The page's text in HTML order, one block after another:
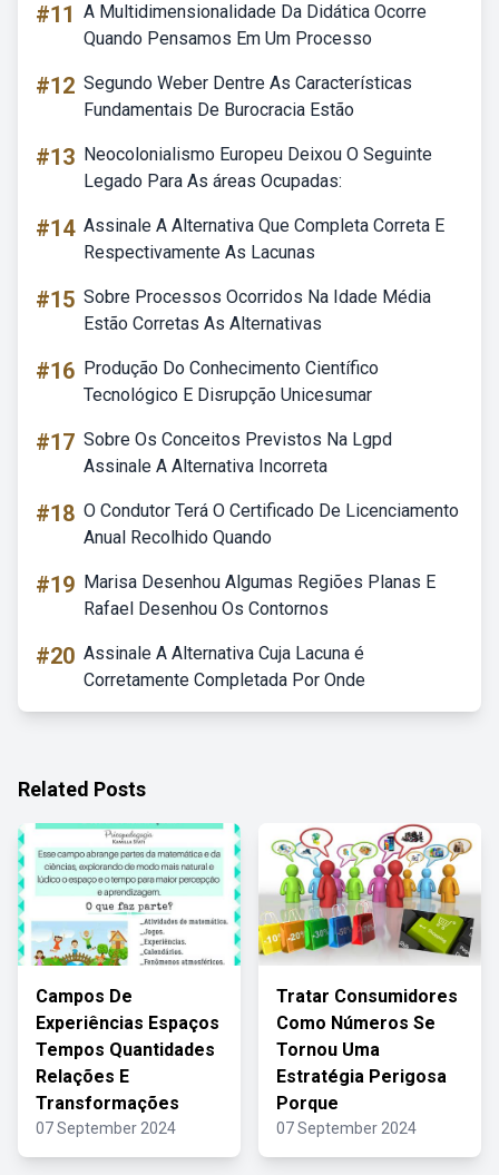
#11 A Multidimensionalidade Da Didática Ocorre
Quando Pensamos Em Um Processo
#12 Segundo Weber Dentre As Características
Fundamentais De Burocracia Estão
#13 Neocolonialismo Europeu Deixou O Seguinte
Legado Para As áreas Ocupadas:
#14 Assinale A Alternativa Que Completa Correta E
Respectivamente As Lacunas
#15 Sobre Processos Ocorridos Na Idade Média
Estão Corretas As Alternativas
#16 Produção Do Conhecimento Científico
Tecnológico E Disrupção Unicesumar
#17 Sobre Os Conceitos Previstos Na Lgpd
Assinale A Alternativa Incorreta
#18 O Condutor Terá O Certificado De Licenciamento
Anual Recolhido Quando
#19 Marisa Desenhou Algumas Regiões Planas E
Rafael Desenhou Os Contornos
#20 Assinale A Alternativa Cuja Lacuna é
Corretamente Completada Por Onde
Related Posts
Campos De
Experiências Espaços
Tempos Quantidades
Relações E
Transformações
07 September 2024
Tratar Consumidores
Como Números Se
Tornou Uma
Estratégia Perigosa
Porque
07 September 2024